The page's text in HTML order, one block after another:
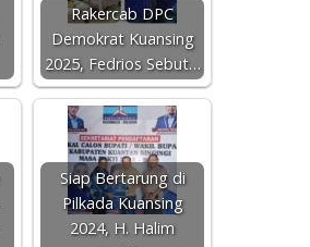
Rakercab DPC
Demokrat Kuansing
2025, Fedrios Sebut…
Siap Bertarung di
Pilkada Kuansing
2024, H. Halim